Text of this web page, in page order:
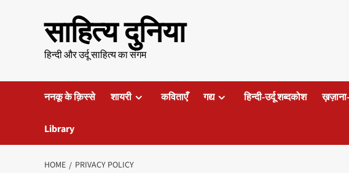
साहित्य दुनिया
हिन्दी और उर्दू साहित्य का संगम
ननकू के क़िस्से शायरी कविताएँ गद्य हिन्दी-उर्दू शब्दकोश
Library
HOME PRIVACY POLICY